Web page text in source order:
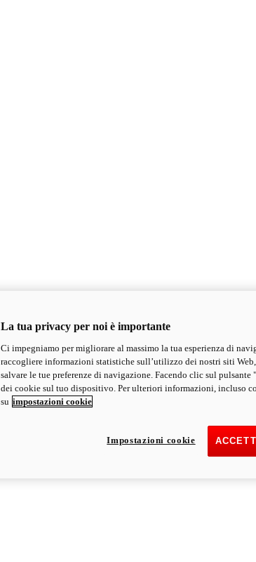
La tua privacy per noi è importante
Ci impegniamo per migliorare al massimo la tua esperienza di
raccogliere informazioni statistiche sull’utilizzo dei nostri siti
salvare le tue preferenze di navigazione. Facendo clic sul
dei cookie sul tuo dispositivo. Per ulteriori informazioni, incluso
su impostazioni cookie
Impostazioni cookie